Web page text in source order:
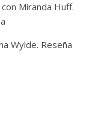
Miranda Huff.
Wylde. Reseña